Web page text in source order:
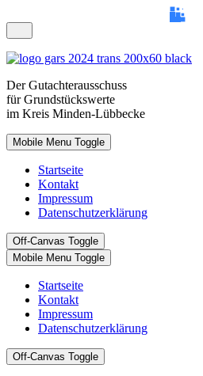
DerGutachterausschuss
für Grundstückswerte
im Kreis Minden-Lübbecke
Mobile Menu Toggle
Startseite
Kontakt
Impressum
Datenschutzerklärung
Off-Canvas Toggle
Mobile Menu Toggle
Startseite
Kontakt
Impressum
Datenschutzerklärung
Off-Canvas Toggle